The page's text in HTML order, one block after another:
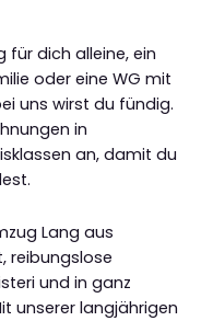
für dich alleine, ein
oder eine WG mit
uns wirst du fündig.
in
an, damit du
Lang aus
reibungslose
und in ganz
unserer langjährigen